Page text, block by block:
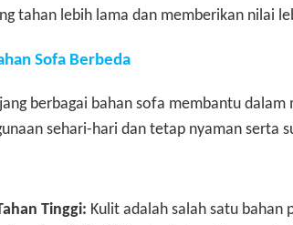
tahan lebih lama dan memberikan nilai
Sofa Berbeda
berbagai bahan sofa membantu
sehari-hari dan tetap nyaman serta
Tinggi: Kulit adalah salah satu bahan